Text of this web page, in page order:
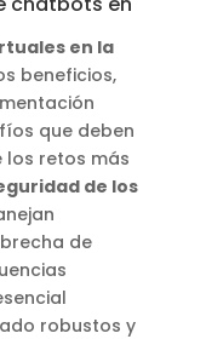
en la
beneficios,
que deben
los retos más
de los
de
robustos y